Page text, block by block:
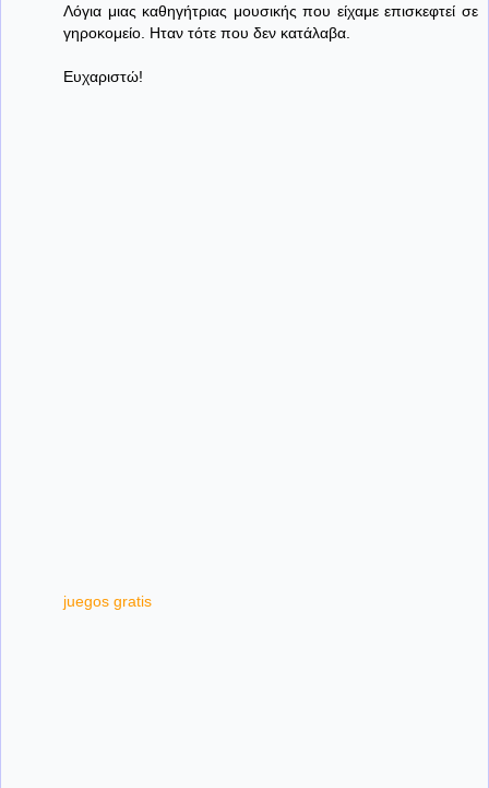
Λόγια μιας καθηγήτριας μουσικής που είχαμε επισκεφτεί σε
γηροκομείο. Ηταν τότε που δεν κατάλαβα.
Ευχαριστώ!
juegos gratis